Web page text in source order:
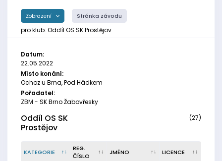
Zobrazení Stránka závodu
pro klub: Oddíl OS SK Prostějov
Datum:
22.05.2022
Místo konání:
Ochoz u Brna, Pod Hádkem
Pořadatel:
ZBM - SK Brno Žabovřesky
Oddíl OS SK
Prostějov
(27)
KATEGORIE
REG.
ČÍSLO
JMÉNO LICENCE